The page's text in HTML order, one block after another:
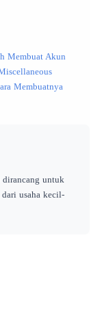
Membuat Akun
Membuatnya
untuk
usaha kecil-